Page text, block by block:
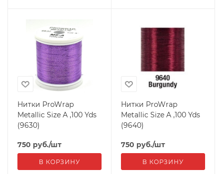
Нитки ProWrap
Metallic Size A ,100 Yds
(9630)
750 руб./шт
В КОРЗИНУ
Нитки ProWrap
Metallic Size A ,100 Yds
(9640)
750 руб./шт
В КОРЗИНУ